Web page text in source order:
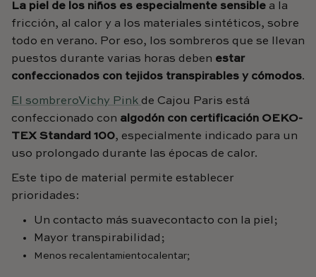
La piel de los niños es especialmente sensible a la
fricción, al calor y a los materiales sintéticos, sobre
todo en verano. Por eso, los sombreros que se llevan
puestos durante varias horas deben estar
confeccionados con tejidos transpirables y cómodos.
El sombreroVichy Pink de Cajou Paris está
confeccionado con algodón con certificación OEKO-
TEX Standard 100, especialmente indicado para un
uso prolongado durante las épocas de calor.
Este tipo de material permite establecer
prioridades:
Un contacto más suavecontacto con la piel;
Mayor transpirabilidad;
Menos recalentamientocalentar;